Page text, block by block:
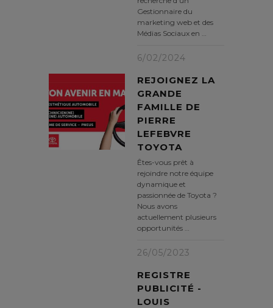
Gestionnaire du
marketing web et des
Médias Sociaux en …
6/02/2024
REJOIGNEZ LA
GRANDE
FAMILLE DE
PIERRE
LEFEBVRE
TOYOTA
Êtes-vous prêt à
rejoindre notre équipe
dynamique et
passionnée de Toyota ?
Nous avons
actuellement plusieurs
opportunités …
26/05/2023
REGISTRE
PUBLICITÉ -
LOUIS